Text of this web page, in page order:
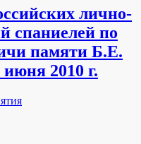
лично-
спаниелей по
памяти Б.Е.
2010 г.